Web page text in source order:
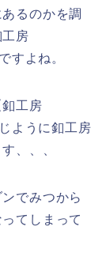
るのかを調
工房
すよね。
釦工房
ように釦工房
、、、
でみつから
てしまって